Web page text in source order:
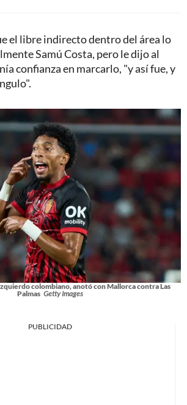
el libre indirecto dentro del área lo
Samú Costa, pero le dijo al
confianza en marcarlo, "y así fue, y
colombiano, anotó con Mallorca contra Las
Palmas Getty Images
PUBLICIDAD